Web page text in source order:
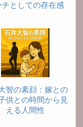
チとしての存在感
智の素顔：嫁との
供との時間から見
える人間性